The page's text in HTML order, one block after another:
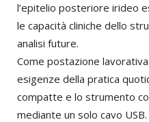
l’epitelio posteriore irideo
le capacità cliniche dello
analisi future.
Come postazione
esigenze della pratica
compatte e lo strumento
mediante un solo cavo